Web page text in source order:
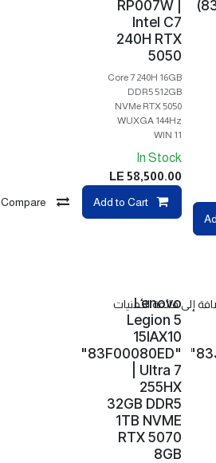
Compare
RP007W |
Intel C7
240H RTX
5050
Core 7 240H 16GB
DDR5 512GB
NVMe RTX 5050
WUXGA 144Hz
WIN 11
58,500.00
In Stock
Add to Cart
Compare
Lenovo
Legion 5
15IAX10
"83F00080ED"
| Ultra 7
255HX
32GB DDR5
1TB NVME
RTX 5070
8GB
إلى قائمة الأمنيات